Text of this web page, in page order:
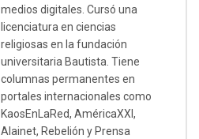
medios digitales. Cursó una
licenciatura en ciencias
religiosas en la fundación
universitaria Bautista. Tiene
columnas permanentes en
portales internacionales como
KaosEnLaRed, AméricaXXI,
Alainet, Rebelión y Prensa